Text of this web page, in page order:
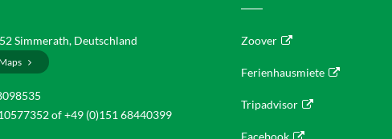
Simmerath, Deutschland
of+49 (0)151 68440399
Zoover
Ferienhausmiete
Tripadvisor
Facebook